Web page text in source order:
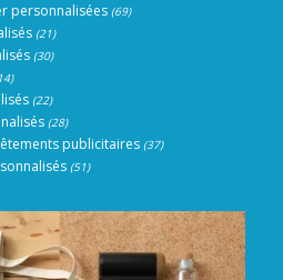
personnalisées (69)
(21)
(30)
(22)
(28)
publicitaires (37)
(51)